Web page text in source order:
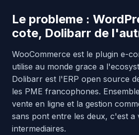
Le probleme :
cote, Dolibarr de
WooCommerce est le plugin e-
utilise au monde grace a
Dolibarr est l'ERP open source
les PME francophones.
vente en ligne et la gestion
sans pont entre les deux, c'est a
intermediaires.